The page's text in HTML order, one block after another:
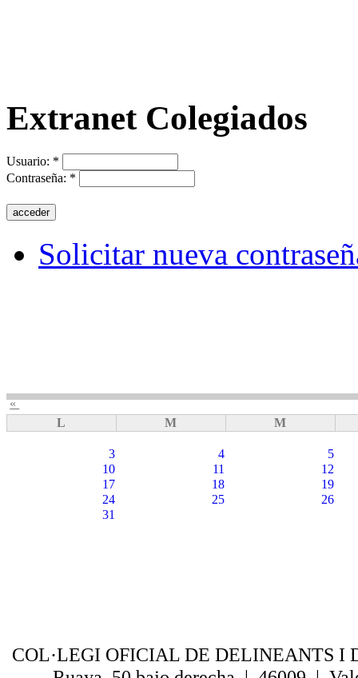
Extranet Colegiados
Usuario: *
Contraseña: *
Solicitar nueva
«
L
M M
3 4
5
10
11
12
17
18
19
24
25
26
31
COL·LEGI OFICIAL DE DELINEANTS I